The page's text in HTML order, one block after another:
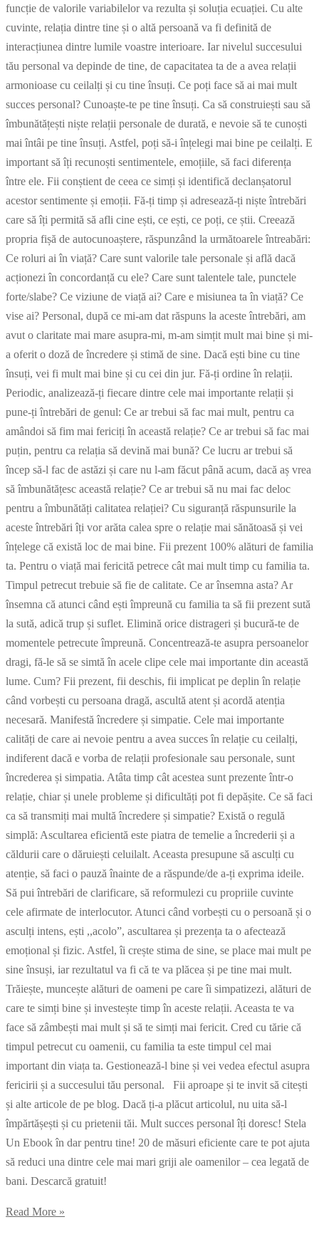
funcție de valorile variabilelor va rezulta și soluția ecuației. Cu alte
cuvinte, relația dintre tine și o altă persoană va fi definită de
interacțiunea dintre lumile voastre interioare. Iar nivelul succesului
tău personal va depinde de tine, de capacitatea ta de a avea relații
armonioase cu ceilalți și cu tine însuți. Ce poți face să ai mai mult
succes personal? Cunoaște-te pe tine însuți. Ca să construiești sau să
îmbunătățești niște relații personale de durată, e nevoie să te cunoști
mai întâi pe tine însuți. Astfel, poți să-i înțelegi mai bine pe ceilalți. E
important să îți recunoști sentimentele, emoțiile, să faci diferența
între ele. Fii conștient de ceea ce simți și identifică declanșatorul
acestor sentimente și emoții. Fă-ți timp și adresează-ți niște întrebări
care să îți permită să afli cine ești, ce ești, ce poți, ce știi. Creează
propria fișă de autocunoaștere, răspunzând la următoarele întreabări:
Ce roluri ai în viață? Care sunt valorile tale personale și află dacă
acționezi în concordanță cu ele? Care sunt talentele tale, punctele
forte/slabe? Ce viziune de viață ai? Care e misiunea ta în viață? Ce
vise ai? Personal, după ce mi-am dat răspuns la aceste întrebări, am
avut o claritate mai mare asupra-mi, m-am simțit mult mai bine și mi-
a oferit o doză de încredere și stimă de sine. Dacă ești bine cu tine
însuți, vei fi mult mai bine și cu cei din jur. Fă-ți ordine în relații.
Periodic, analizează-ți fiecare dintre cele mai importante relații și
pune-ți întrebări de genul: Ce ar trebui să fac mai mult, pentru ca
amândoi să fim mai fericiți în această relație? Ce ar trebui să fac mai
puțin, pentru ca relația să devină mai bună? Ce lucru ar trebui să
încep să-l fac de astăzi și care nu l-am făcut până acum, dacă aș vrea
să îmbunătățesc această relație? Ce ar trebui să nu mai fac deloc
pentru a îmbunătăți calitatea relației? Cu siguranță răspunsurile la
aceste întrebări îți vor arăta calea spre o relație mai sănătoasă și vei
înțelege că există loc de mai bine. Fii prezent 100% alături de familia
ta. Pentru o viață mai fericită petrece cât mai mult timp cu familia ta.
Timpul petrecut trebuie să fie de calitate. Ce ar însemna asta? Ar
însemna că atunci când ești împreună cu familia ta să fii prezent sută
la sută, adică trup și suflet. Elimină orice distrageri și bucură-te de
momentele petrecute împreună. Concentrează-te asupra persoanelor
dragi, fă-le să se simtă în acele clipe cele mai importante din această
lume. Cum? Fii prezent, fii deschis, fii implicat pe deplin în relație
când vorbești cu persoana dragă, ascultă atent și acordă atenția
necesară. Manifestă încredere și simpatie. Cele mai importante
calități de care ai nevoie pentru a avea succes în relație cu ceilalți,
indiferent dacă e vorba de relații profesionale sau personale, sunt
încrederea și simpatia. Atâta timp cât acestea sunt prezente într-o
relație, chiar și unele probleme și dificultăți pot fi depășite. Ce să faci
ca să transmiți mai multă încredere și simpatie? Există o regulă
simplă: Ascultarea eficientă este piatra de temelie a încrederii și a
căldurii care o dăruiești celuilalt. Aceasta presupune să asculți cu
atenție, să faci o pauză înainte de a răspunde/de a-ți exprima ideile.
Să pui întrebări de clarificare, să reformulezi cu propriile cuvinte
cele afirmate de interlocutor. Atunci când vorbești cu o persoană și o
asculți intens, ești ,,acolo”, ascultarea și prezența ta o afectează
emoțional și fizic. Astfel, îi crește stima de sine, se place mai mult pe
sine însuși, iar rezultatul va fi că te va plăcea și pe tine mai mult.
Trăiește, muncește alături de oameni pe care îi simpatizezi, alături de
care te simți bine și investește timp în aceste relații. Aceasta te va
face să zâmbești mai mult și să te simți mai fericit. Cred cu tărie că
timpul petrecut cu oamenii, cu familia ta este timpul cel mai
important din viața ta. Gestionează-l bine și vei vedea efectul asupra
fericirii și a succesului tău personal. Fii aproape și te invit să citești
și alte articole de pe blog. Dacă ți-a plăcut articolul, nu uita să-l
împărtășești și cu prietenii tăi. Mult succes personal îți doresc! Stela
Un Ebook în dar pentru tine! 20 de măsuri eficiente care te pot ajuta
să reduci una dintre cele mai mari griji ale oamenilor – cea legată de
bani. Descarcă gratuit!
Read More »